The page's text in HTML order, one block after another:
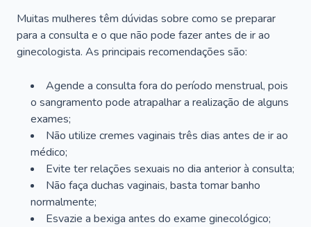
Muitas mulheres têm dúvidas sobre como se preparar
para a consulta e o que não pode fazer antes de ir ao
ginecologista. As principais recomendações são:
Agende a consulta fora do período menstrual, pois
o sangramento pode atrapalhar a realização de alguns
exames;
Não utilize cremes vaginais três dias antes de ir ao
médico;
Evite ter relações sexuais no dia anterior à consulta;
Não faça duchas vaginais, basta tomar banho
normalmente;
Esvazie a bexiga antes do exame ginecológico;